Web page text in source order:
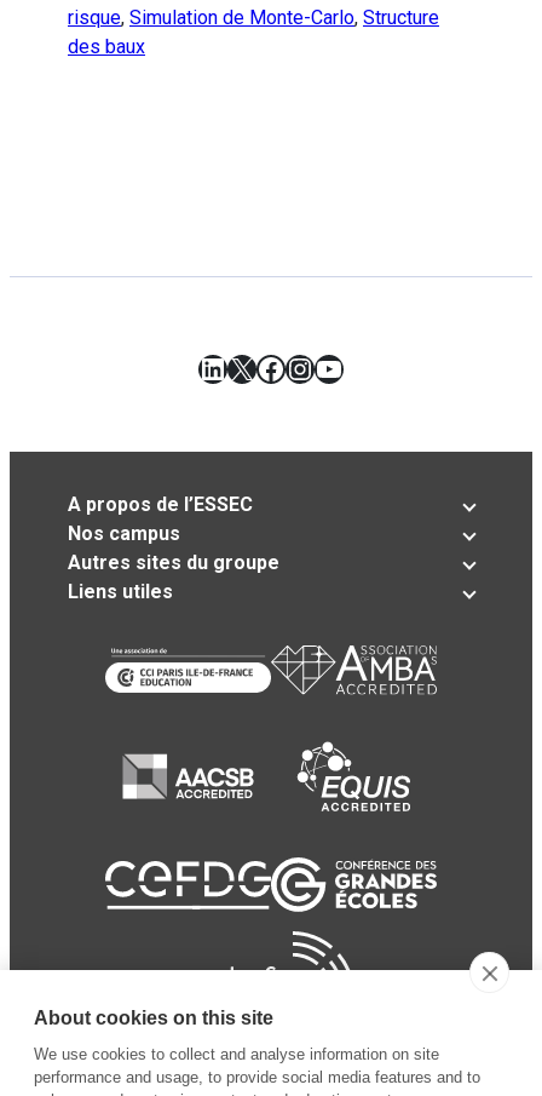
risque, Simulation de Monte-Carlo, Structure
des baux
LinkedIn
X Facebook
Instagram
YouTube
A propos de l’ESSEC
Nos campus
Autres sites du groupe
Liens utiles
About cookies on this site
We use cookies to collect and analyse information on site
performance and usage, to provide social media features and to